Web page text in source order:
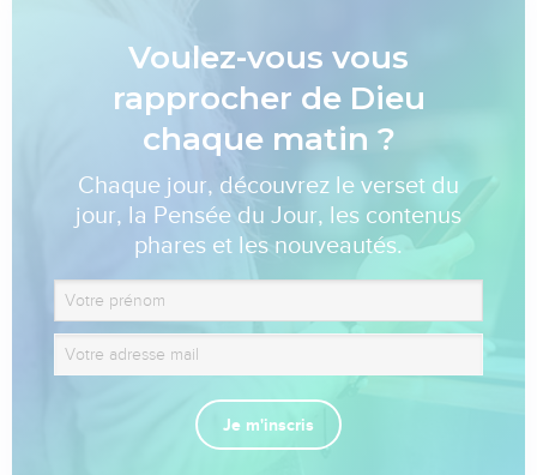
Voulez-vous vous
rapprocher de Dieu
chaque matin ?
Chaque jour, découvrez le verset du
jour, la Pensée du Jour, les contenus
phares et les nouveautés.
Je m'inscris